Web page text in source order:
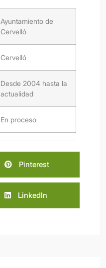
Ayuntamiento de
Cervelló
Cervelló
Desde 2004 hasta la
actualidad
En proceso
Pinterest
LinkedIn